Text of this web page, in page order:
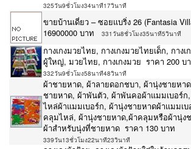
325วัน9ชั่วโมง34นาที17วินาที
ขายบ้านเดี่ยว – ซอยแบริ่ง 26 (Fantasia
16900000 บาท
331วัน8ชั่วโมง35นาที5วินาที
กางเกงมวยไทย, กางเกงมวยไทยเด็ก, กางเ
ผู้ใหญ่, มวยไทย, กางเกงมวย ราคา 200 บ
332วัน9ชั่วโมง58นาที48วินาที
ผ้าชายหาด, ผ้าลายดอกชบา, ผ้านุ่งชายหา
ชายหาด, ผ้าพันตัว, ผ้าพันคอผ้าแมมเบอร์ก
ไหล่ผ้าแมมเบอร์ก, ผ้านุ่งชายหาดผ้าแมมเบ
คลุมไหล่, ผ้านุ่งชายหาด,ผ้าคลุมหรือผ้านุ่ง
ผ้าสำหรับนุ่งที่ชายหาด ราคา 130 บาท
339วัน13ชั่วโมง22นาที23วินาที